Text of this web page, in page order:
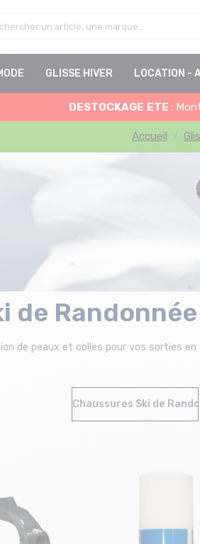
GLISSE HIVER LOCATION -
DESTOCKAGE ETE :
Accueil
de
de peaux et colles pour vos sorties en
Chaussures Ski de